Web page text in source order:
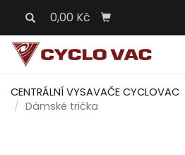
0,00 Kč
CENTRÁLNÍ VYSAVAČE CYCLOVAC
Dámské trička